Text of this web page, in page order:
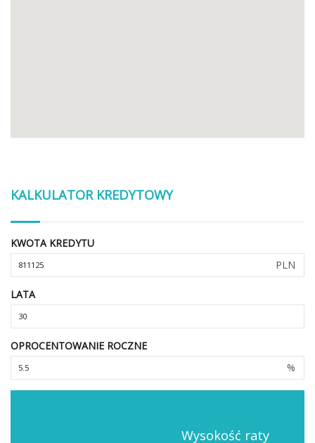
KALKULATOR KREDYTOWY
KWOTA KREDYTU
PLN
LATA
OPROCENTOWANIE ROCZNE
%
Wysokość raty